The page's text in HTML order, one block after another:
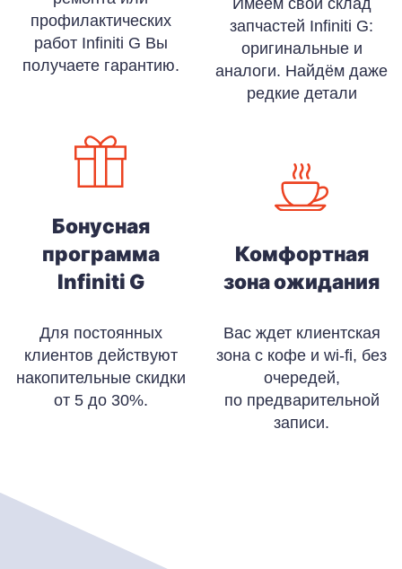
профилактических
работ Infiniti G Вы
получаете гарантию.
Бонусная
программа
Infiniti G
Для постоянных
клиентов действуют
накопительные скидки
от 5 до 30%.
запчастей Infiniti G:
оригинальные и
аналоги. Найдём даже
редкие детали
Комфортная
зона ожидания
Вас ждет клиентская
зона с кофе и wi-fi, без
очередей,
по предварительной
записи.